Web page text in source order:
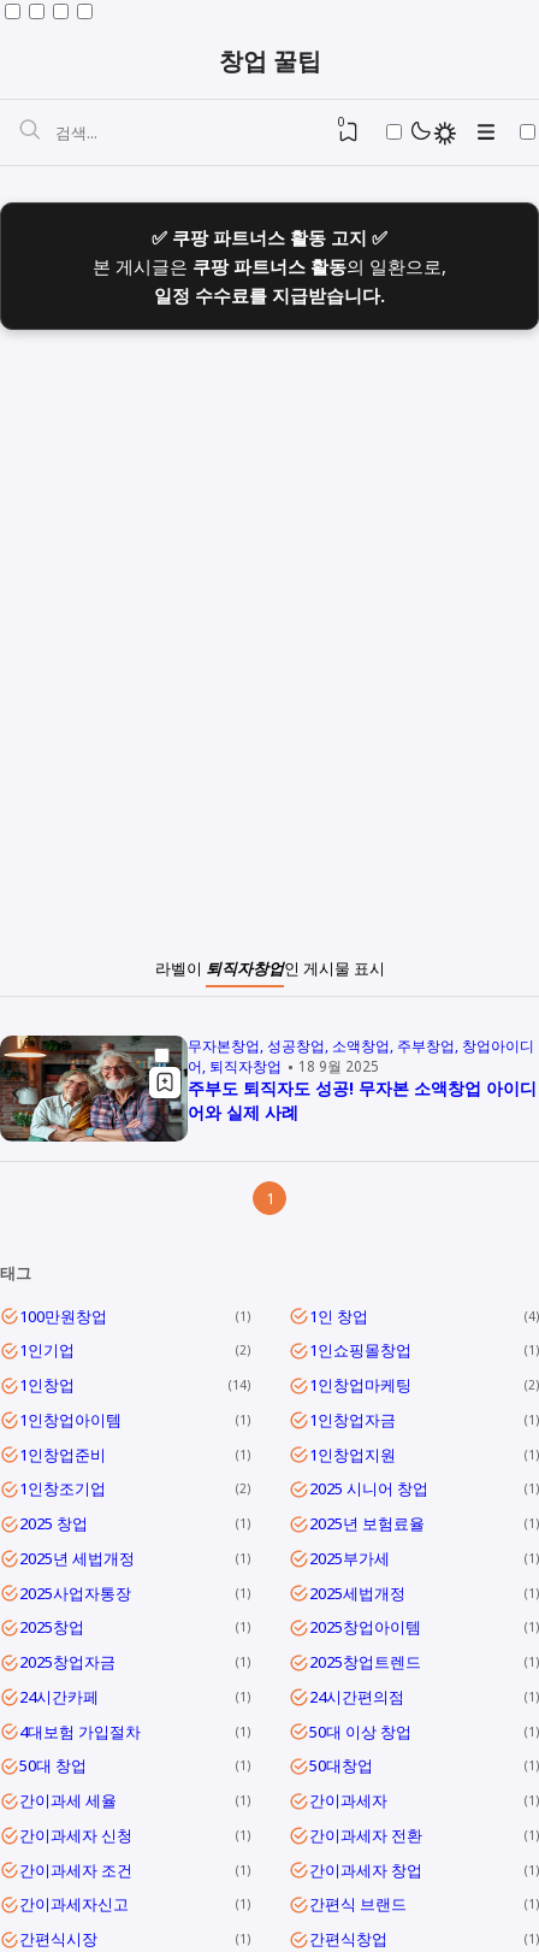
창업 꿀팁
0
✅ 쿠팡 파트너스 활동 고지 ✅
본 게시글은 쿠팡 파트너스 활동의 일환으로,
일정 수수료를 지급받습니다.
라벨이 퇴직자창업인 게시물 표시
무자본창업 성공창업 소액창업 주부창업 창업아이디
어 퇴직자창업 18 9월 2025
주부도 퇴직자도 성공! 무자본 소액창업 아이디
어와 실제 사례
1
태그
100만원창업
1 1인 창업 4
1인기업 2 1인쇼핑몰창업 1
1인창업 14 1인창업마케팅 2
1인창업아이템 1 1인창업자금 1
1인창업준비 1 1인창업지원 1
1인창조기업 2 2025 시니어 창업 1
2025 창업 1 2025년 보험료율 1
2025년 세법개정 1 2025부가세 1
2025사업자통장 1 2025세법개정 1
2025창업 1 2025창업아이템 1
2025창업자금 1 2025창업트렌드 1
24시간카페 1 24시간편의점 1
4대보험 가입절차 1 50대 이상 창업 1
50대 창업 1 50대창업 1
간이과세 세율 1 간이과세자 1
간이과세자 신청 1 간이과세자 전환 1
간이과세자 조건 1 간이과세자 창업 1
간이과세자신고 1 간편식 브랜드 1
간편식시장 1 간편식창업 1